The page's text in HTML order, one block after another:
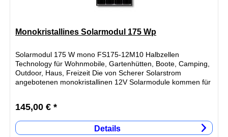
Monokristallines Solarmodul 175 Wp
Solarmodul 175 W mono FS175-12M10 Halbzellen
Technology für Wohnmobile, Gartenhütten, Boote, Camping,
Outdoor, Haus, Freizeit Die von Scherer Solarstrom
angebotenen monokristallinen 12V Solarmodule kommen für
145,00 € *
Details